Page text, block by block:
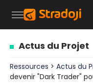
Actus du Projet
Ressources > Actus du
devenir "Dark Trader"